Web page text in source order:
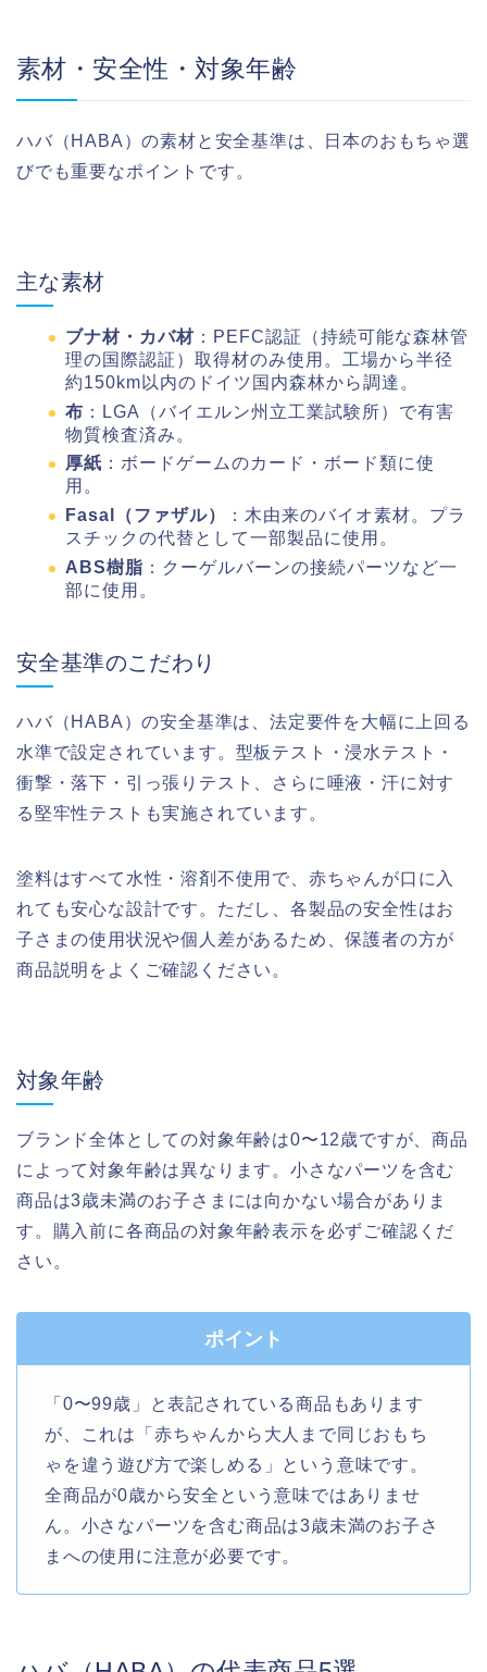
素材・安全性・対象年齢
ハバ（HABA）の素材と安全基準は、日本のおもちゃ選
びでも重要なポイントです。
主な素材
ブナ材・カバ材 ：PEFC認証（持続可能な森林管
理の国際認証）取得材のみ使用。工場から半径
約150km以内のドイツ国内森林から調達。
布 ：LGA（バイエルン州立工業試験所）で有害
物質検査済み。
厚紙 ：ボードゲームのカード・ボード類に使
用。
Fasal（ファザル）
：木由来のバイオ素材。プラ
スチックの代替として一部製品に使用。
ABS樹脂 ：クーゲルバーンの接続パーツなど一
部に使用。
安全基準のこだわり
ハバ（HABA）の安全基準は、法定要件を大幅に上回る
水準で設定されています。型板テスト・浸水テスト・
衝撃・落下・引っ張りテスト、さらに唾液・汗に対す
る堅牢性テストも実施されています。
塗料はすべて水性・溶剤不使用で、赤ちゃんが口に入
れても安心な設計です。ただし、各製品の安全性はお
子さまの使用状況や個人差があるため、保護者の方が
商品説明をよくご確認ください。
対象年齢
ブランド全体としての対象年齢は0〜12歳ですが、商品
によって対象年齢は異なります。小さなパーツを含む
商品は3歳未満のお子さまには向かない場合がありま
す。購入前に各商品の対象年齢表示を必ずご確認くだ
さい。
ポイント
「0〜99歳」と表記されている商品もあります
が、これは「赤ちゃんから大人まで同じおもち
ゃを違う遊び方で楽しめる」という意味です。
全商品が0歳から安全という意味ではありませ
ん。小さなパーツを含む商品は3歳未満のお子さ
まへの使用に注意が必要です。